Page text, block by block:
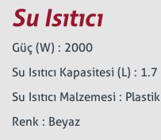
Su Isıtıcı
Güç (W) : 2000
Su Isıtıcı Kapasitesi (L) : 1.7
Su Isıtıcı Malzemesi : Plastik
Renk : Beyaz